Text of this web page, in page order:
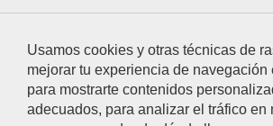
Usamos cookies y otras técnicas de
mejorar tu experiencia de navegación
para mostrarte contenidos
adecuados, para analizar el tráfico en
CONTACTO